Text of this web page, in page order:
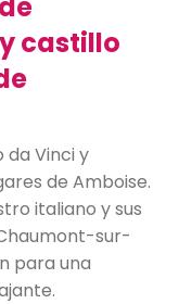
castillo
da Vinci y
de Amboise.
italiano y sus
sur-
para una